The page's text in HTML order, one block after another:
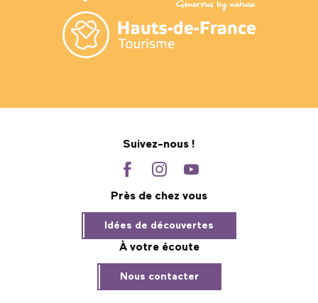
Suivez-nous !
Près de chez vous
Idées de découvertes
À votre écoute
Nous contacter